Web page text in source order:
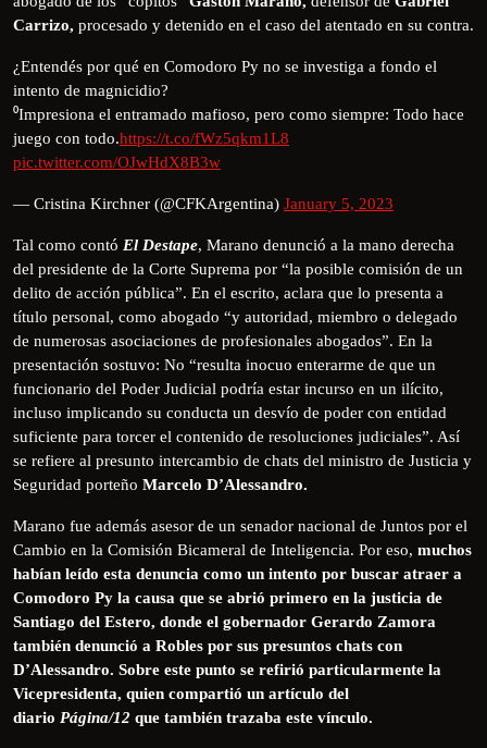
Carrizo, procesado y detenido en el caso del atentado en su contra.
¿Entendés por qué en Comodoro Py no se investiga a fondo el
intento de magnicidio?
⁰Impresiona el entramado mafioso, pero como siempre: Todo hace
juego con todo.https://t.co/fWz5qkm1L8
pic.twitter.com/OJwHdX8B3w
— Cristina Kirchner (@CFKArgentina) January 5, 2023
Tal como contó El Destape, Marano denunció a la mano derecha
del presidente de la Corte Suprema por “la posible comisión de un
delito de acción pública”. En el escrito, aclara que lo presenta a
título personal, como abogado “y autoridad, miembro o delegado
de numerosas asociaciones de profesionales abogados”. En la
presentación sostuvo: No “resulta inocuo enterarme de que un
funcionario del Poder Judicial podría estar incurso en un ilícito,
incluso implicando su conducta un desvío de poder con entidad
suficiente para torcer el contenido de resoluciones judiciales”. Así
se refiere al presunto intercambio de chats del ministro de Justicia y
Seguridad porteño Marcelo D’Alessandro.
Marano fue además asesor de un senador nacional de Juntos por el
Cambio en la Comisión Bicameral de Inteligencia. Por eso, muchos
habían leído esta denuncia como un intento por buscar atraer a
Comodoro Py la causa que se abrió primero en la justicia de
Santiago del Estero, donde el gobernador Gerardo Zamora
también denunció a Robles por sus presuntos chats con
D’Alessandro. Sobre este punto se refirió particularmente la
Vicepresidenta, quien compartió un artículo del
diario Página/12 que también trazaba este vínculo.